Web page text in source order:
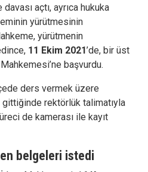
açtı, ayrıca hukuka
yürütmesinin
yürütmenin
11 Ekim 2021’de, bir üst
başvurdu.
ders vermek üzere
gittiğinde rektörlük talimatıyla
de kamerası ile kayıt
belgeleri istedi